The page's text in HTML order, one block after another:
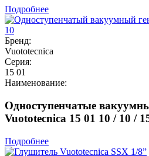
Подробнее
Бренд:
Vuototecnica
Серия:
15 01
Наименование:
Одноступенчатые
Vuototecnica 15 01 10 / 10 /
Подробнее